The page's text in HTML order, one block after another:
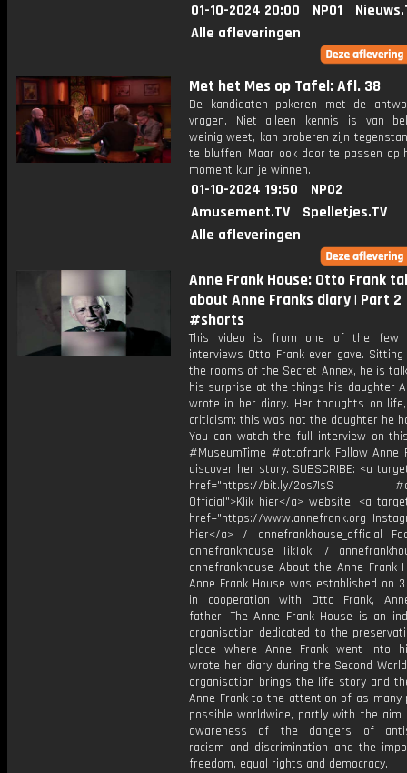
01-10-2024 20:00 NPO1
Alle afleveringen
Met het Mes op Tafel: Afl. 38
De kandidaten pokeren met de
vragen. Niet alleen kennis is van
weinig weet, kan proberen zijn
te bluffen. Maar ook door te passen op
moment kun je winnen.
01-10-2024 19:50
NPO2
Amusement.TV
Spelletjes.TV
Alle afleveringen
Anne Frank House: Otto Frank
about Anne Franks diary | Part 2
#shorts
This video is from one of the few
interviews Otto Frank ever gave.
the rooms of the Secret Annex, he is
his surprise at the things his daughter
wrote in her diary. Her thoughts on
criticism: this was not the daughter he
You can watch the full interview on
#MuseumTime #ottofrank Follow Anne
discover her story. SUBSCRIBE: <a
href="https://bit.ly/2os7IsS
Official">Klik hier</a> website: <a
href="https://www.annefrank.org
hier</a> / annefrankhouse_official
annefrankhouse TikTok: /
annefrankhouse About the Anne Frank
Anne Frank House was established on 3
in cooperation with Otto Frank,
father. The Anne Frank House is an
organisation dedicated to the
place where Anne Frank went into
wrote her diary during the Second
organisation brings the life story and
Anne Frank to the attention of as many
possible worldwide, partly with the aim
awareness of the dangers of
racism and discrimination and the
freedom, equal rights and democracy.